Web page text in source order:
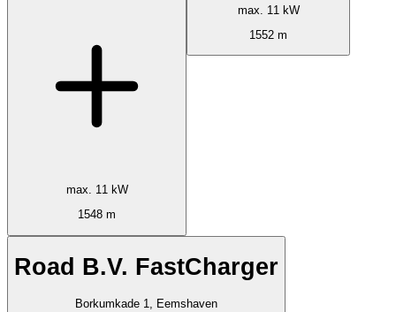
max. 11 kW
1548 m
max. 11 kW
1552 m
Road B.V. FastCharger
Borkumkade 1, Eemshaven